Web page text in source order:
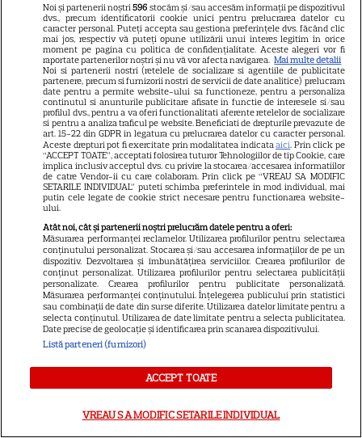
21
SERIALE AMERICANE
Sandra Oh dezvăluie de ce a
plecat din „Anatomia lui Grey”.
Discuția cu Shonda Rhimes
care a schimbat totul pentru
Cristina Yang
ARTICOLE PARTENERI
astrologice pentru perioada 1 –
Noi și partenerii noștri596 stocăm și/sau accesăm informații pe dispozitivul
dvs., precum identificatorii cookie unici pentru prelucrarea datelor cu
caracter personal. Puteți accepta sau gestiona preferințele dvs. făcând clic
mai jos, respectiv vă puteți opune utilizării unui interes legitim în orice
moment pe pagina cu politica de confidențialitate. Aceste alegeri vor fi
raportate partenerilor noștri și nu vă vor afecta navigarea. Mai multe detalii
Noi si partenerii nostri (retelele de socializare si agentiile de publicitate
partenere, precum si furnizorii nostri de servicii de date analitice) prelucram
date pentru a permite website-ului sa functioneze, pentru a personaliza
continutul si anunturile publicitare afisate in functie de interesele si/sau
profilul dvs., pentru a va oferi functionalitati aferente retelelor de socializare
si pentru a analiza traficul pe website. Beneficiati de drepturile prevazute de
art. 15-22 din GDPR in legatura cu prelucrarea datelor cu caracter personal.
Aceste drepturi pot fi exercitate prin modalitatea indicataaici. Prin click pe
“ACCEPT TOATE”, acceptati folosirea tuturor Tehnologiilor de tip Cookie, care
implica inclusiv acceptul dvs. cu privire la stocarea/accesarea informatiilor
de catre Vendor-ii cu care colaboram. Prin click pe “VREAU SA MODIFIC
SETARILE INDIVIDUAL” puteti schimba preferintele in mod individual, mai
putin cele legate de cookie strict necesare pentru functionarea website-
ului.
Atât noi, cât și partenerii noștri prelucrăm datele pentru a oferi:
Măsurarea performanței reclamelor. Utilizarea profilurilor pentru selectarea
conținutului personalizat. Stocarea și/sau accesarea informațiilor de pe un
dispozitiv. Dezvoltarea și îmbunătățirea serviciilor. Crearea profilurilor de
conținut personalizat. Utilizarea profilurilor pentru selectarea publicității
personalizate. Crearea profilurilor pentru publicitate personalizată.
Măsurarea performanței conținutului. Înțelegerea publicului prin statistici
sau combinații de date din surse diferite. Utilizarea datelor limitate pentru a
selecta conținutul. Utilizarea de date limitate pentru a selecta publicitatea.
Date precise de geolocație și identificarea prin scanarea dispozitivului.
Listă parteneri (furnizori)
ACCEPT TOATE
VREAU SA MODIFIC SETARILE INDIVIDUAL